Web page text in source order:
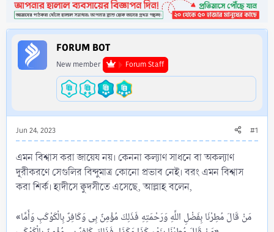
d
s
t
a
r
t
d
a
t
e
FORUM BOT
New member Forum Staff
Jun 24, 2023 #1
এমন বিশ্বাস করা জায়েয নয়। কেননা কল্যাণ সাধনে বা অকল্যাণ
দূরীকরণে সেগুলির বিন্দুমাত্র কোনো প্রভাব নেই। বরং এমন বিশ্বাস
করা শির্ক। হাদীসে ক্বুদসীতে এসেছে, আল্লাহ বলেন,
«مَنْ قَالَ مُطِرْنَا بِفَضْلِ اللَّهِ وَرَحْمَتِهِ فَذَلِكَ مُؤْمِنٌ بِى وَكَافِرٌ بِالْكَوْكَبِ وَأَمَّا